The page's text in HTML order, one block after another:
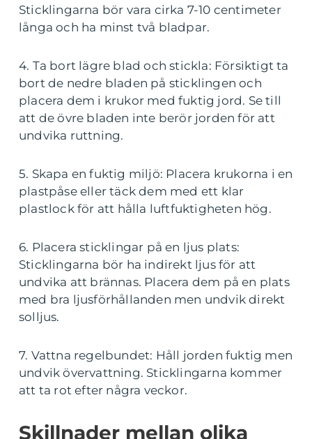
Sticklingarna bör vara cirka 7-10 centimeter
långa och ha minst två bladpar.
4. Ta bort lägre blad och stickla: Försiktigt ta
bort de nedre bladen på sticklingen och
placera dem i krukor med fuktig jord. Se till
att de övre bladen inte berör jorden för att
undvika ruttning.
5. Skapa en fuktig miljö: Placera krukorna i en
plastpåse eller täck dem med ett klar
plastlock för att hålla luftfuktigheten hög.
6. Placera sticklingar på en ljus plats:
Sticklingarna bör ha indirekt ljus för att
undvika att brännas. Placera dem på en plats
med bra ljusförhållanden men undvik direkt
solljus.
7. Vattna regelbundet: Håll jorden fuktig men
undvik övervattning. Sticklingarna kommer
att ta rot efter några veckor.
Skillnader mellan olika